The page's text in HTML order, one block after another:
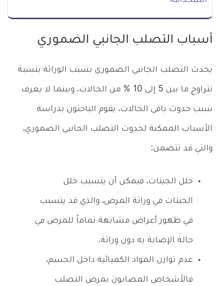
أسباب التصلب الجانبي الضموري
يحدث التصلب الجانبي الضموري بسبب الوراثة بنسبة
تتراوح ما بين 5 إلى 10 % من الحالات، وبينما لا يعرف
سبب حدوث باقي الحالات، يقوم الباحثون بدراسة
الأسباب الممكنة لحدوث التصلب الجانبي الضموري،
والتي قد تتضمن:
خلل الجينات، فيمكن أن يتسبب خلل
الجينات في وراثة المرض، والذي قد يتسبب
في ظهور أعراض مشابهة تماماً للمرض في
حالة الإصابة به دون وراثة.
عدم توازن المواد الكميائية داخل الجسم،
فالأشخاص المصابون بمرض التصلب